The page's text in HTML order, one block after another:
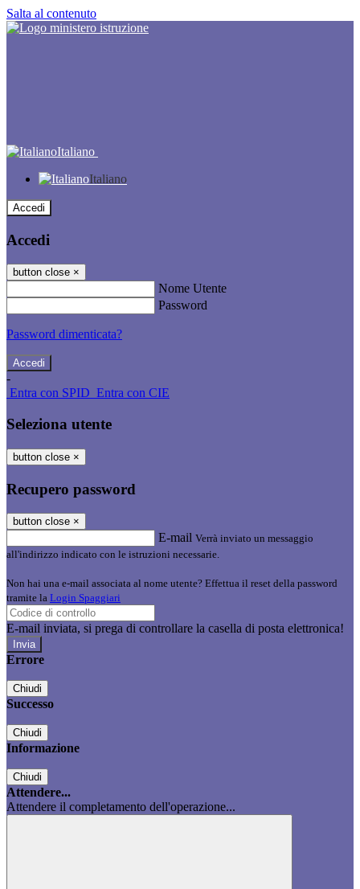
Salta al contenuto
Italiano
Italiano
Accedi
Accedi
button close ×
Nome Utente
Password
Password dimenticata?
-
Entra con SPID Entra con CIE
Seleziona utente
button close ×
Recupero password
button close ×
E-mail Verrà inviato un messaggio
all'indirizzo indicato con le istruzioni necessarie.
Non hai una e-mail associata al nome utente? Effettua il reset della password
tramite la Login Spaggiari
E-mail inviata, si prega di controllare la casella di posta elettronica!
Errore
Chiudi
Successo
Chiudi
Informazione
Chiudi
Attendere...
Attendere il completamento dell'operazione...